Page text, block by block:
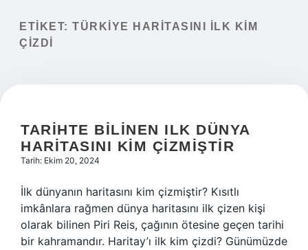
Yasal Uyarı
ETIKET: TÜRKIYE HARITASINI ILK KIM
ÇIZDI
TARIHTE BILINEN ILK DÜNYA
HARITASINI KIM ÇIZMIŞTIR
Tarih: Ekim 20, 2024
İlk dünyanın haritasını kim çizmiştir? Kısıtlı
imkânlara rağmen dünya haritasını ilk çizen kişi
olarak bilinen Piri Reis, çağının ötesine geçen tarihi
bir kahramandır. Haritay’ı ilk kim çizdi? Günümüzde